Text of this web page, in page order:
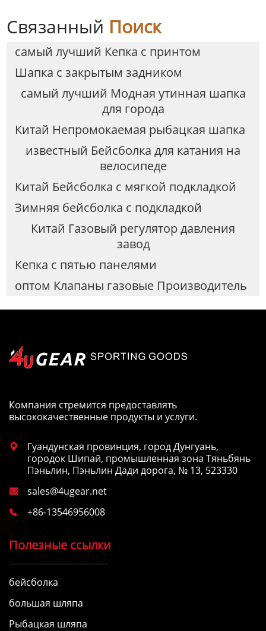
Связанный Поиск
самый лучший Кепка с принтом
Шапка с закрытым задником
самый лучший Модная утинная шапка
для города
Китай Непромокаемая рыбацкая шапка
известный Бейсболка для катания на
велосипеде
Китай Бейсболка с мягкой подкладкой
Зимняя бейсболка с подкладкой
Китай Газовый регулятор давления
завод
Кепка с пятью панелями
оптом Клапаны газовые Производитель
Компания стремится предоставлять
высококачественные продукты и услуги.

Гуандунская провинция, город Дунгуань,
городок Шипай, промышленная зона Тяньбянь
Пэньлин, Пэньлин Дади дорога, № 13, 523330
 sales@4ugear.net
 +86-13546956008
Полезные ссылки
бейсболка
большая шляпа
Рыбацкая шляпа